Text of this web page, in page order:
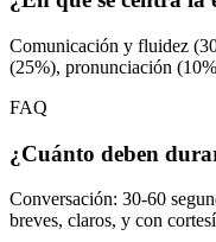
Comunicación y fluidez
(25%), pronunciación
FAQ
¿Cuánto deben
Conversación: 30-60
breves, claros, y con